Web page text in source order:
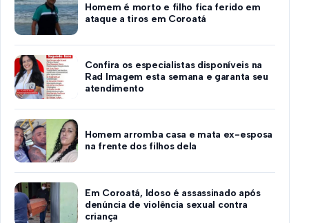
Homem é morto e filho fica ferido em
ataque a tiros em Coroatá
Confira os especialistas disponíveis na
Rad Imagem esta semana e garanta seu
atendimento
Homem arromba casa e mata ex-esposa
na frente dos filhos dela
Em Coroatá, Idoso é assassinado após
denúncia de violência sexual contra
criança